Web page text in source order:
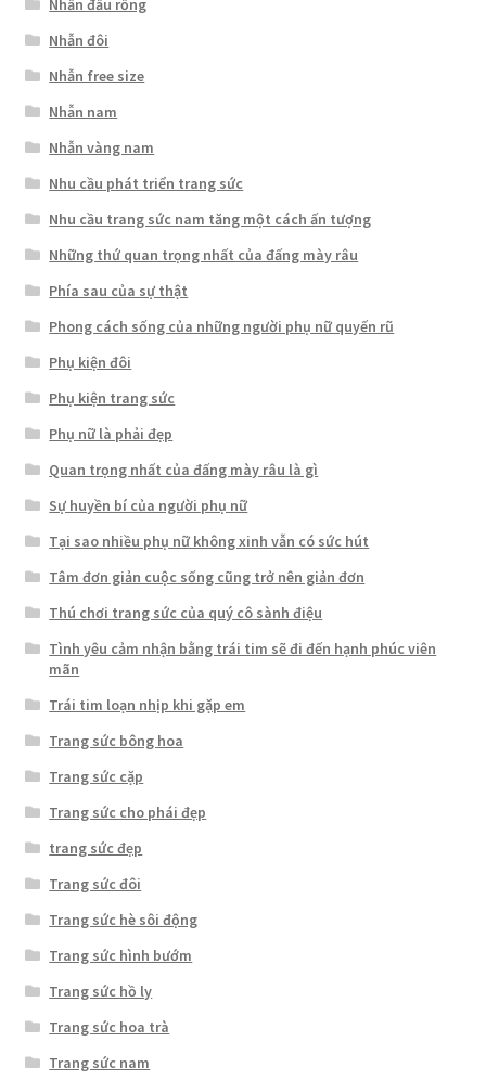
Nhẫn đầu rồng
Nhẫn đôi
Nhẫn free size
Nhẫn nam
Nhẫn vàng nam
Nhu cầu phát triển trang sức
Nhu cầu trang sức nam tăng một cách ấn tượng
Những thứ quan trọng nhất của đấng mày râu
Phía sau của sự thật
Phong cách sống của những người phụ nữ quyến rũ
Phụ kiện đôi
Phụ kiện trang sức
Phụ nữ là phải đẹp
Quan trọng nhất của đấng mày râu là gì
Sự huyền bí của người phụ nữ
Tại sao nhiều phụ nữ không xinh vẫn có sức hút
Tâm đơn giản cuộc sống cũng trở nên giản đơn
Thú chơi trang sức của quý cô sành điệu
Tình yêu cảm nhận bằng trái tim sẽ đi đến hạnh phúc viên
mãn
Trái tim loạn nhịp khi gặp em
Trang sức bông hoa
Trang sức cặp
Trang sức cho phái đẹp
trang sức đẹp
Trang sức đôi
Trang sức hè sôi động
Trang sức hình bướm
Trang sức hồ ly
Trang sức hoa trà
Trang sức nam